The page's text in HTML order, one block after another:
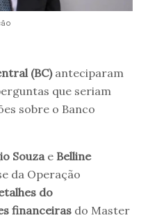
(BC)anteciparam
que seriam
sobre o Banco
Souza e Belline
da Operação
do
financeiras do Master